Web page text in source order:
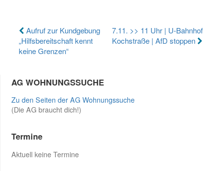
Beitragsnavigation
Aufruf zur Kundgebung
„Hilfsbereitschaft kennt
keine Grenzen“
7.11. >> 11 Uhr | U-Bahnhof
Kochstraße | AfD stoppen
AG WOHNUNGSSUCHE
Zu den Seiten der AG Wohnungssuche
(Die AG braucht dich!)
Termine
Aktuell keine Termine